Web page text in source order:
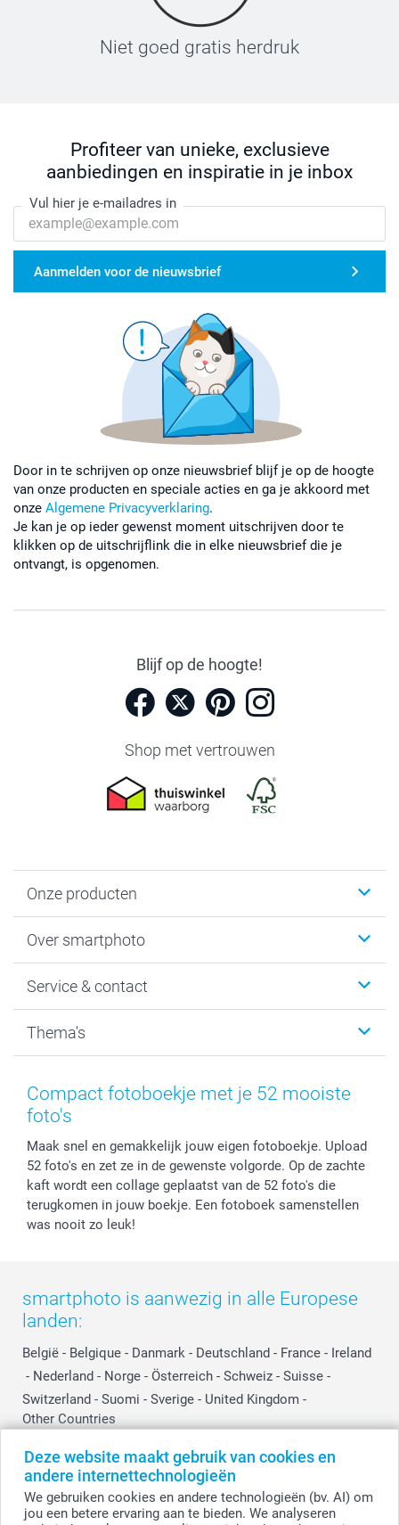
Deze website maakt gebruik van cookies en
andere internettechnologieën
We gebruiken cookies en andere technologieën (bv. AI) om
jou een betere ervaring aan te bieden. We analyseren
Niet goed gratis herdruk
Profiteer van unieke, exclusieve
aanbiedingen en inspiratie in je inbox
Vul hier je e-mailadres in
Aanmelden voor de nieuwsbrief
Door in te schrijven op onze nieuwsbrief blijf je op de hoogte
van onze producten en speciale acties en ga je akkoord met
onze Algemene Privacyverklaring.
Je kan je op ieder gewenst moment uitschrijven door te
klikken op de uitschrijflink die in elke nieuwsbrief die je
ontvangt, is opgenomen.
Blijf op de hoogte!
Shop met vertrouwen
Onze producten
Fotoboeken
Fotocadeaus
Kaarten
Over smartphoto
Vacatures
Bestelproces
Herroepingsrecht
Privacy
Reviews
Prijslijst
Investor Relations
Service & contact
Tevredenheidsgarantie
Mijn orderstatus
smartbonus
service@smartphoto.nl
Affiliate partnerprogramma
Partnerships
Influencer partnerprogramma
Thema's
Baby
Moederdag
Huwelijk
Compact fotoboekje met je 52 mooiste
foto's
Maak snel en gemakkelijk jouw eigen fotoboekje. Upload
52 foto's en zet ze in de gewenste volgorde. Op de zachte
kaft wordt een collage geplaatst van de 52 foto's die
terugkomen in jouw boekje. Een fotoboek samenstellen
was nooit zo leuk!
smartphoto is aanwezig in alle Europese
landen:
België - Belgique - Danmark - Deutschland - France - Ireland
- Nederland - Norge - Österreich - Schweiz - Suisse -
Switzerland - Suomi - Sverige - United Kingdom -
Other Countries
Alle prijzen zijn in EURO (€) inclusief BTW en exclusief verzendkosten.